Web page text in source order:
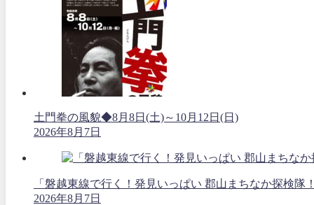
土門拳の風貌◆8月8日(土)～10月12日(日)
2026年8月7日
「磐越東線で行く！発見いっぱい 郡山まちなか探検隊
2026年8月7日